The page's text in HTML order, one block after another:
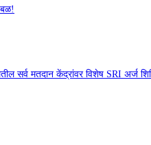
बळ!
सर्व मतदान केंद्रांवर विशेष SRI अर्ज